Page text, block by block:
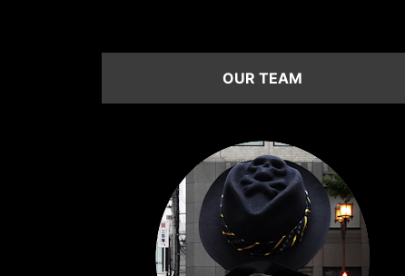
OUR TEAM